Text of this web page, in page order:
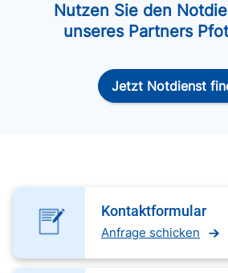
Nutzen Sie den
unseres Partners
Jetzt Notdienst
Kontaktformular
Anfrage schicken